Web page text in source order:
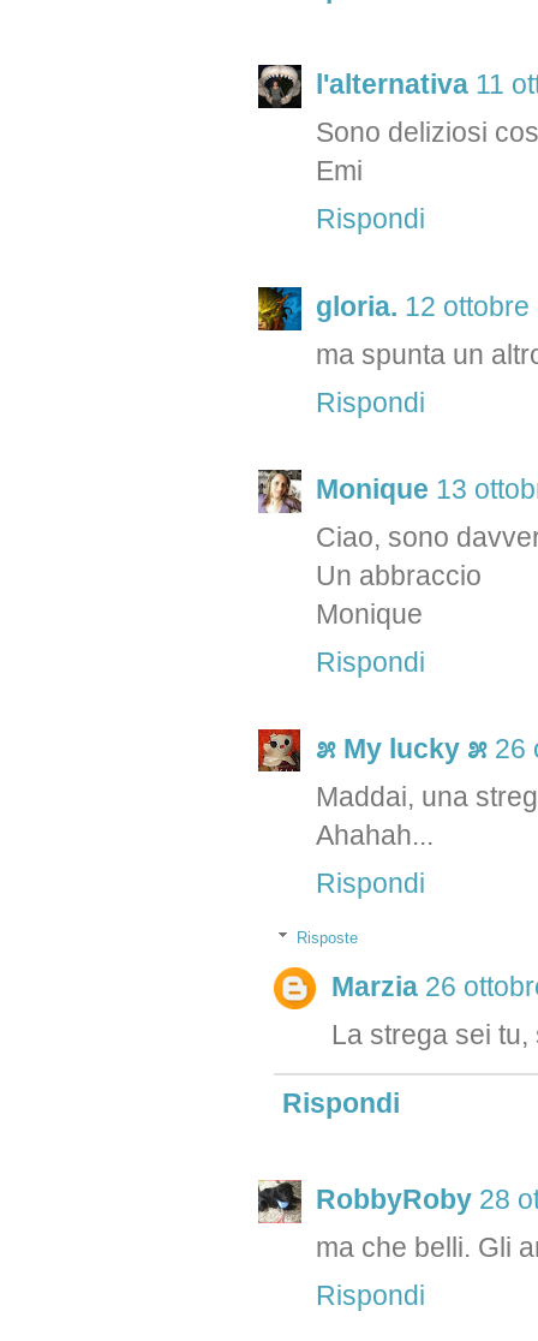
l'alternativa 11
Sono deliziosi
Emi
Rispondi
gloria. 12
ma spunta un
Rispondi
Monique 13
Ciao, sono
Un abbraccio
Monique
Rispondi
೫ My lucky ೫ 26
Maddai, una
Ahahah...
Rispondi
Risposte
Marzia 26
La strega sei
Rispondi
RobbyRoby 28
ma che belli. Gli
Rispondi